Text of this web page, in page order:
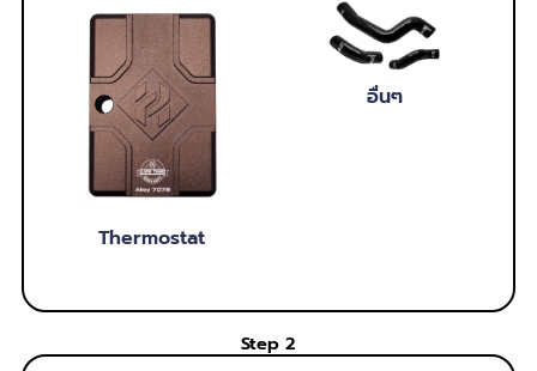
Thermostat
อื่นๆ
Step 2